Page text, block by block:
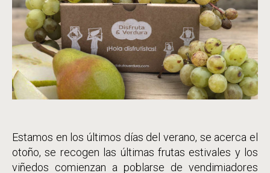
Estamos en los últimos días del verano, se acerca el
otoño, se recogen las últimas frutas estivales y los
viñedos comienzan a poblarse de vendimiadores